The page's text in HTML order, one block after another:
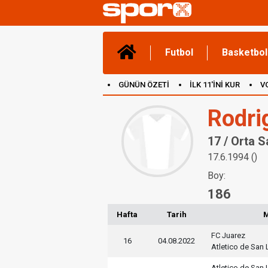
Futbol Basketbol
GÜNÜN ÖZETİ İLK 11'İNİ KUR
17 / Orta
17.6.1994 ()
Boy:
186
Hafta Tarih
16 04.08.2022
FC Juarez
Atletico de San